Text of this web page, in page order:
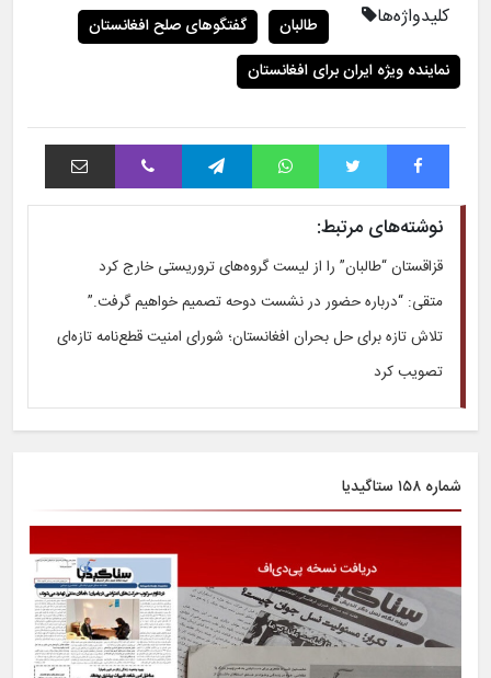
کلیدواژه‌ها طالبان
گفتگوهای صلح افغانستان
نماینده ویژه ایران برای افغانستان
فیس بوک توییتر واتس آپ تلگرام وایبر اشتراک با ایمیل
نوشته‌های مرتبط:
قزاقستان “طالبان” را از لیست گروه‌های تروریستی خارج کرد
متقی: “درباره حضور در نشست دوحه تصمیم خواهیم گرفت.”
تلاش تازه برای حل بحران افغانستان؛ شورای امنیت قطع‌نامه تازه‌ای
تصویب کرد
شماره ۱۵۸ ستاگیدیا